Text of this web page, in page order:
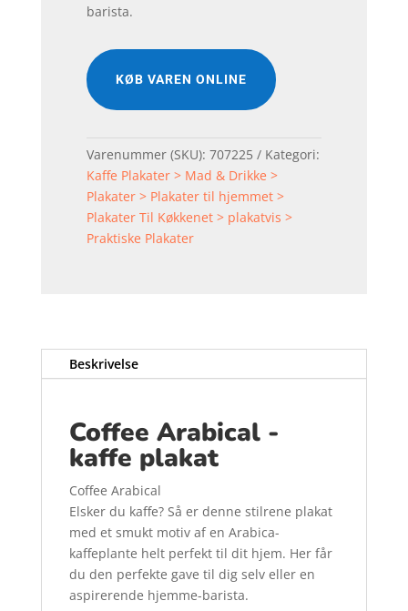
barista.
KØB VAREN ONLINE
Varenummer (SKU): 707225
Kategori:
Kaffe Plakater > Mad & Drikke >
Plakater > Plakater til hjemmet >
Plakater Til Køkkenet > plakatvis >
Praktiske Plakater
Beskrivelse
Coffee Arabical -
kaffe plakat
Coffee Arabical
Elsker du kaffe? Så er denne stilrene plakat
med et smukt motiv af en Arabica-
kaffeplante helt perfekt til dit hjem. Her får
du den perfekte gave til dig selv eller en
aspirerende hjemme-barista.